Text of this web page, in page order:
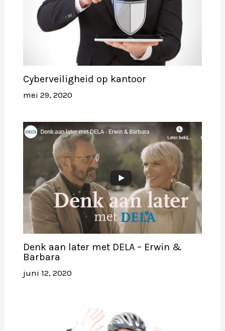
Cyberveiligheid op kantoor
mei 29, 2020
Denk aan later met DELA – Erwin &
Barbara
juni 12, 2020